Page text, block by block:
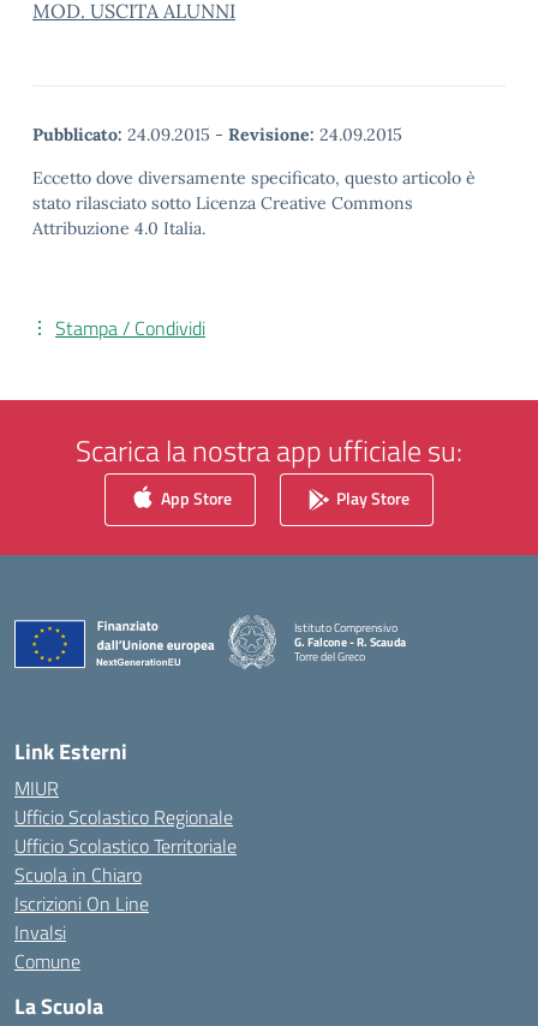
MOD. USCITA ALUNNI
Pubblicato: 24.09.2015 - Revisione: 24.09.2015
Eccetto dove diversamente specificato, questo articolo è
stato rilasciato sotto Licenza Creative Commons
Attribuzione 4.0 Italia.
Stampa / Condividi
Scarica la nostra app ufficiale su:
App Store Play Store
Istituto Comprensivo
G. Falcone - R. Scauda
Torre del Greco
Link Esterni
MIUR
Ufficio Scolastico Regionale
Ufficio Scolastico Territoriale
Scuola in Chiaro
Iscrizioni On Line
Invalsi
Comune
La Scuola